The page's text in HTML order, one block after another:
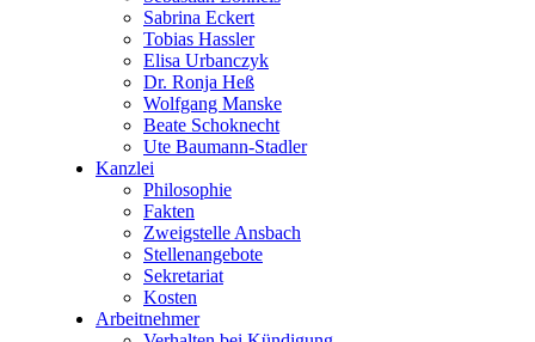
Sabrina Eckert
Tobias Hassler
Elisa Urbanczyk
Dr. Ronja Heß
Wolfgang Manske
Beate Schoknecht
Ute Baumann-Stadler
Kanzlei
Philosophie
Fakten
Zweigstelle Ansbach
Stellenangebote
Sekretariat
Kosten
Arbeitnehmer